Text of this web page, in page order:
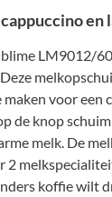
en
LM9012/
voor een
de knop
melk. De
2
koffie wilt